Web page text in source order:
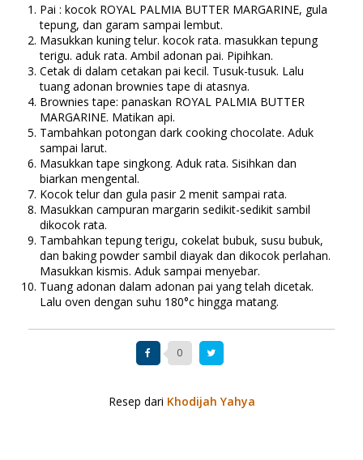
Pai : kocok ROYAL PALMIA BUTTER MARGARINE, gula
tepung, dan garam sampai lembut.
Masukkan kuning telur. kocok rata. masukkan tepung
terigu. aduk rata. Ambil adonan pai. Pipihkan.
Cetak di dalam cetakan pai kecil. Tusuk-tusuk. Lalu
tuang adonan brownies tape di atasnya.
Brownies tape: panaskan ROYAL PALMIA BUTTER
MARGARINE. Matikan api.
Tambahkan potongan dark cooking chocolate. Aduk
sampai larut.
Masukkan tape singkong. Aduk rata. Sisihkan dan
biarkan mengental.
Kocok telur dan gula pasir 2 menit sampai rata.
Masukkan campuran margarin sedikit-sedikit sambil
dikocok rata.
Tambahkan tepung terigu, cokelat bubuk, susu bubuk,
dan baking powder sambil diayak dan dikocok perlahan.
Masukkan kismis. Aduk sampai menyebar.
Tuang adonan dalam adonan pai yang telah dicetak.
Lalu oven dengan suhu 180°c hingga matang.
0
Resep dari Khodijah Yahya